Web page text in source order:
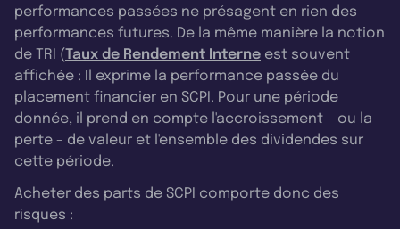
performances passées ne présagent en rien des
performances futures. De la même manière la notion
de TRI (Taux de Rendement Interne est souvent
affichée : Il exprime la performance passée du
placement financier en SCPI. Pour une période
donnée, il prend en compte l'accroissement - ou la
perte - de valeur et l'ensemble des dividendes sur
cette période.
Acheter des parts de SCPI comporte donc des
risques :